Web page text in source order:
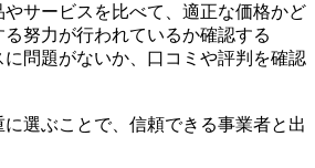
サービスを比べて、適正な価格かど
努力が行われているか確認する
問題がないか、口コミや評判を確認
選ぶことで、信頼できる事業者と出